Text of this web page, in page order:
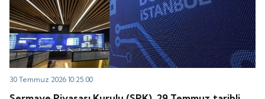
30 Temmuz 2026 10:25:00